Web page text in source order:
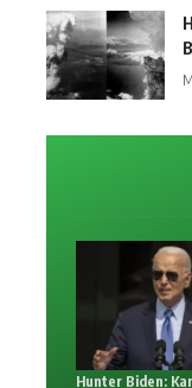
Hunter Biden: